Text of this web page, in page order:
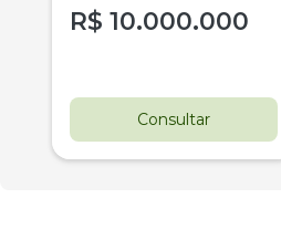
R$ 10.000.000
Consultar